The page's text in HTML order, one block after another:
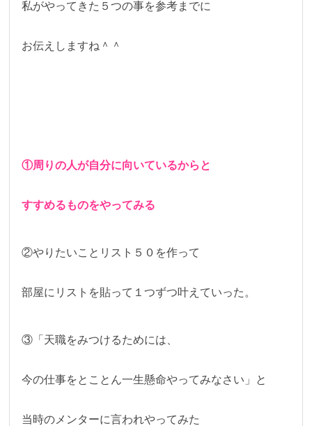
私がやってきた５つの事を参考までに
お伝えしますね＾＾
①周りの人が自分に向いているからと
すすめるものをやってみる
②やりたいことリスト５０を作って
部屋にリストを貼って１つずつ叶えていった。
③「天職をみつけるためには、
今の仕事をとことん一生懸命やってみなさい」と
当時のメンターに言われやってみた